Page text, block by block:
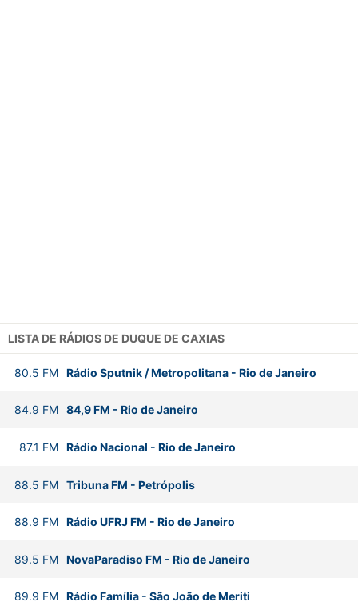
LISTA DE RÁDIOS DE DUQUE DE CAXIAS
80.5 FM Rádio Sputnik / Metropolitana- Rio de Janeiro
84.9 FM 84,9 FM - Rio de Janeiro
87.1 FM Rádio Nacional - Rio de Janeiro
88.5 FM Tribuna FM - Petrópolis
88.9 FM Rádio UFRJ FM - Rio de Janeiro
89.5 FM NovaParadiso FM - Rio de Janeiro
89.9 FM Rádio Família- São João de Meriti